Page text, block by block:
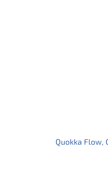
Quokka Flow,